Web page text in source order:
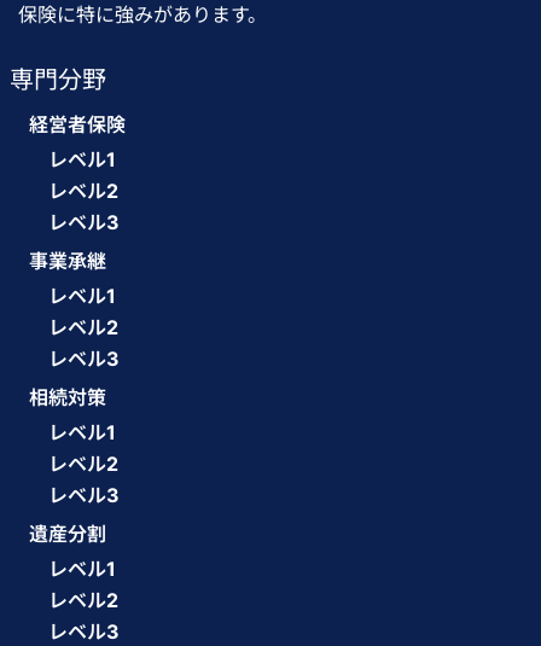
保険に特に強みがあります。
専門分野
経営者保険
レベル1
レベル2
レベル3
事業承継
レベル1
レベル2
レベル3
相続対策
レベル1
レベル2
レベル3
遺産分割
レベル1
レベル2
レベル3